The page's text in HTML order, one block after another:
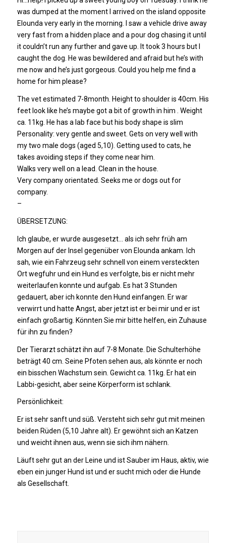
was dumped at the moment I arrived on the island opposite
Elounda very early in the morning. I saw a vehicle drive away
very fast from a hidden place and a pour dog chasing it until
it couldn’t run any further and gave up. It took 3 hours but I
caught the dog. He was bewildered and afraid but he’s with
me now and he’s just gorgeous. Could you help me find a
home for him please?
The vet estimated 7-8month. Height to shoulder is 40cm. His
feet look like he’s maybe got a bit of growth in him . Weight
ca. 11kg. He has a lab face but his body shape is slim
Personality: very gentle and sweet. Gets on very well with
my two male dogs (aged 5,10). Getting used to cats, he
takes avoiding steps if they come near him.
Walks very well on a lead. Clean in the house.
Very company orientated. Seeks me or dogs out for
company.
–
ÜBERSETZUNG:
Ich glaube, er wurde ausgesetzt… als ich sehr früh am
Morgen auf der Insel gegenüber von Elounda ankam. Ich
sah, wie ein Fahrzeug sehr schnell von einem versteckten
Ort wegfuhr und ein Hund es verfolgte, bis er nicht mehr
weiterlaufen konnte und aufgab. Es hat 3 Stunden
gedauert, aber ich konnte den Hund einfangen. Er war
verwirrt und hatte Angst, aber jetzt ist er bei mir und er ist
einfach großartig. Könnten Sie mir bitte helfen, ein Zuhause
für ihn zu finden?
Der Tierarzt schätzt ihn auf 7-8 Monate. Die Schulterhöhe
beträgt 40 cm. Seine Pfoten sehen aus, als könnte er noch
ein bisschen Wachstum sein. Gewicht ca. 11kg. Er hat ein
Labbi-gesicht, aber seine Körperform ist schlank.
Persönlichkeit:
Er ist sehr sanft und süß. Versteht sich sehr gut mit meinen
beiden Rüden (5,10 Jahre alt). Er gewöhnt sich an Katzen
und weicht ihnen aus, wenn sie sich ihm nähern.
Läuft sehr gut an der Leine und ist Sauber im Haus, aktiv, wie
eben ein junger Hund ist und er sucht mich oder die Hunde
als Gesellschaft.